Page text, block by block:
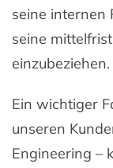
seine internen
seine
einzubeziehen.
Ein wichtiger
unseren
Engineering –